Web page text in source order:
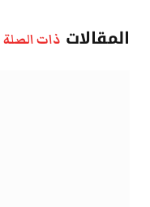
المقالات ذات الصلة